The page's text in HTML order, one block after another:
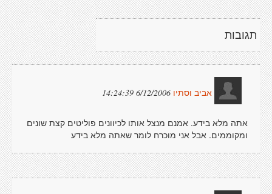
תגובות
אביב וסתיו 6/12/2006 14:24:39
אתה מלא בידע. אמנם מנצל אותו לכיוונים פוליטים קצת שונים
ומקוממים. אבל אני מוכרח לומר שאתה מלא בידע